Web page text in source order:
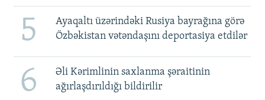
5
Ayaqaltı üzərindəki Rusiya bayrağına görə
Özbəkistan vətəndaşını deportasiya etdilər
6
Əli Kərimlinin saxlanma şəraitinin
ağırlaşdırıldığı bildirilir